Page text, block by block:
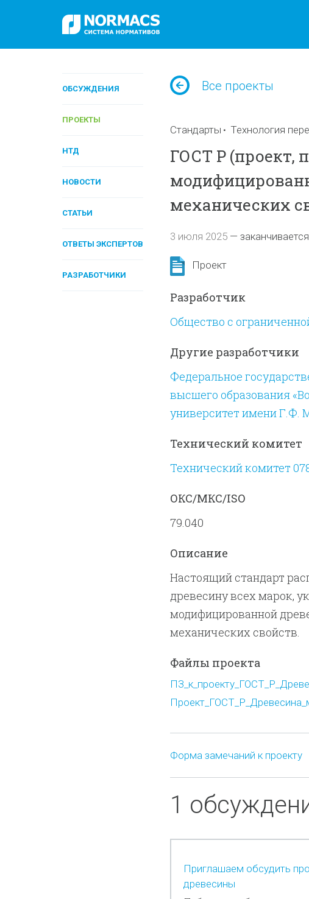
ОБСУЖДЕНИЯ
ПРОЕКТЫ
НТД
НОВОСТИ
СТАТЬИ
ОТВЕТЫ ЭКСПЕРТОВ
РАЗРАБОТЧИКИ
Все проекты
Стандарты Технология
ГОСТ Р (проект,
механических
3 июля 2025—
Проект
Разработчик
Общество с
Другие разработчики
Федеральное
высшего образования
университет имени Г.Ф.
Технический комитет
Технический комитет
ОКС/МКС/ISO
79.040
Описание
Настоящий стандарт
древесину всех марок,
модифицированной
механических свойств.
Файлы проекта
Форма замечаний к проекту
1
Приглашаем обсудить
древесины